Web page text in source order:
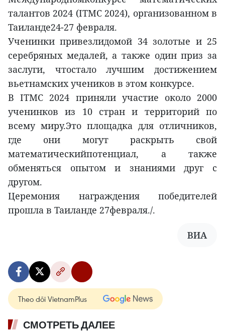
талантов 2024 (ITMC 2024), организованном в
Таиланде24-27 февраля.
Ученинки привезлидомой 34 золотые и 25
серебряных медалей, а также один приз за
заслуги, чтостало лучшим достижением
вьетнамских учеников в этом конкурсе.
В ITMC 2024 приняли участие около 2000
ученинков из 10 стран и территорий по
всему миру.Это площадка для отличников,
где они могут раскрыть свой
математическийпотенциал, а также
обменяться опытом и знаниями друг с
другом.
Церемония награждения победителей
прошла в Таиланде 27февраля./.
ВИА
Theo dõi VietnamPlus
СМОТРЕТЬ ДАЛЕЕ